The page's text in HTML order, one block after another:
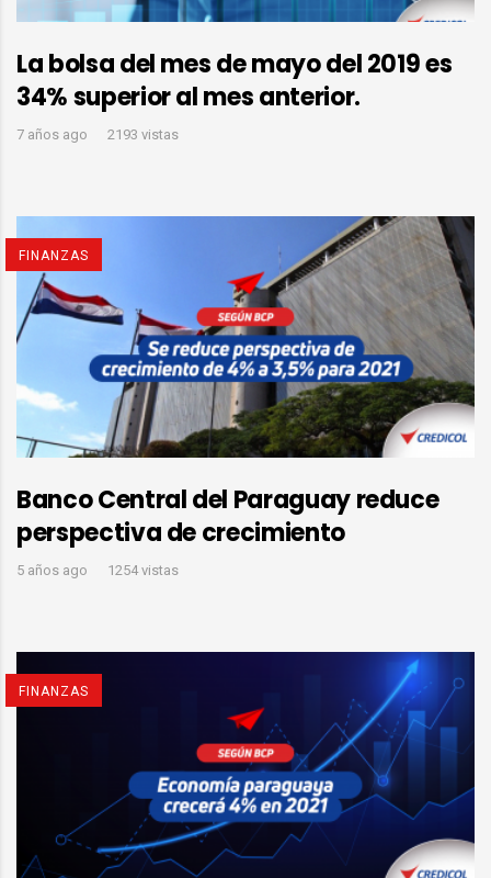
La bolsa del mes de mayo del 2019 es
34% superior al mes anterior.
7 años ago 2193 vistas
FINANZAS
Banco Central del Paraguay reduce
perspectiva de crecimiento
5 años ago 1254 vistas
FINANZAS